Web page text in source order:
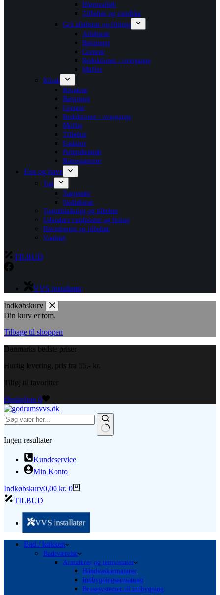
Hjørneafløb
Tilbehør og vandlåse
Grå afløbsrør og fittings
Afløbsrør
Bøjninger
Grenrør
Reduktioner / overgange
Muffer
Kloak
Kloakrør
Bøjninger
Grenrør
Reduktioner / overgange
Muffer
Tilbehør
Faskiner
Pumpebrønde
Rottespærrere
Hus og have
Tag
Tagrender
Nedløbsrør
Taginddækning og tilbehør
Udendørs vandposter og bruser
Haveslanger og tilbehør
Værktøj
TILBUD
VVS installatør
Indkøbskurv
Din kurv er tom.
Tilbage til shoppen
Danmarks bedste priser
Hurtig levering, pris fra 55,- kr.
Tilføj til favoritter
Ønskeliste 0
Ingen resultater
Kundeservice
Min Konto
Indkøbskurv0,00 kr. 0
TILBUD
VVS installatør
Bad / køkken
Badeværelse
Armaturer og termostater
Håndvaskarmaturer
Indbygningsarmaturer
Brusesystemer til indbygning